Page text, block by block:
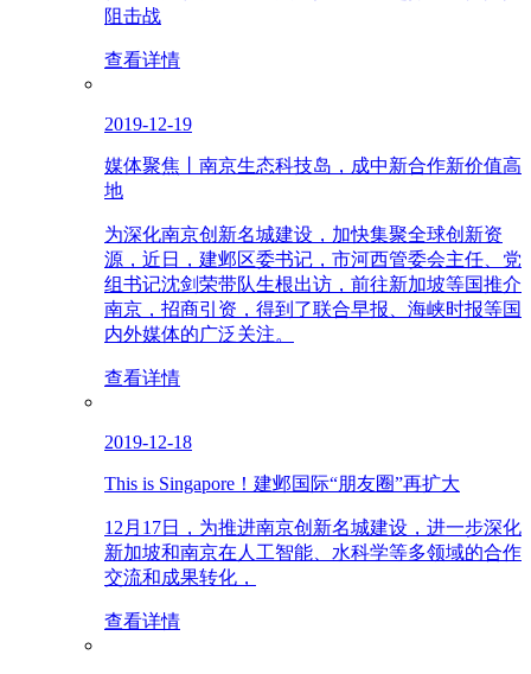
阻击战
查看详情
2019-12-19
媒体聚焦丨南京生态科技岛，成中新合作新价值高
地
为深化南京创新名城建设，加快集聚全球创新资
源，近日，建邺区委书记，市河西管委会主任、党
组书记沈剑荣带队生根出访，前往新加坡等国推介
南京，招商引资，得到了联合早报、海峡时报等国
内外媒体的广泛关注。
查看详情
2019-12-18
This is Singapore！建邺国际“朋友圈”再扩大
12月17日，为推进南京创新名城建设，进一步深化
新加坡和南京在人工智能、水科学等多领域的合作
交流和成果转化，
查看详情